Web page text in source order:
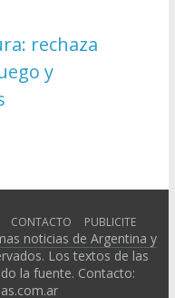
rechaza
y
CONTACTO PUBLICITE
noticias de Argentina y
Los textos de las
la fuente. Contacto: